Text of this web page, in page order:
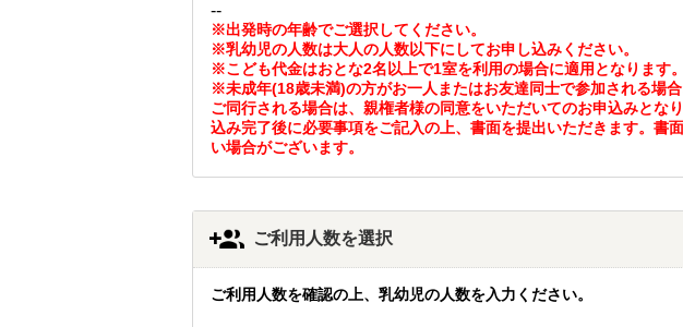
--
※出発時の年齢でご選択してください。
※乳幼児の人数は大人の人数以下にしてお申し込みください。
※こども代金はおとな2名以上で1室を利用の場合に適用となります。
※未成年(18歳未満)の方がお一人またはお友達同士で参加される場
ご同行される場合は、親権者様の同意をいただいてのお申込みとな
込み完了後に必要事項をご記入の上、書面を提出いただきます。書
い場合がございます。
ご利用人数を選択
ご利用人数を確認の上、乳幼児の人数を入力ください。